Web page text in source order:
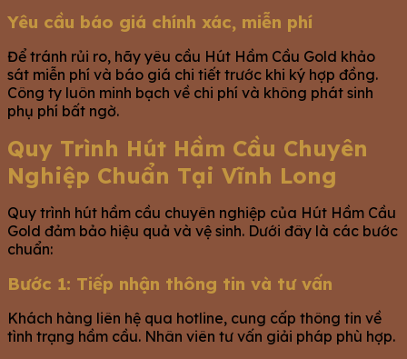
Yêu cầu báo giá chính xác, miễn phí
Để tránh rủi ro, hãy yêu cầu Hút Hầm Cầu Gold khảo
sát miễn phí và báo giá chi tiết trước khi ký hợp đồng.
Công ty luôn minh bạch về chi phí và không phát sinh
phụ phí bất ngờ.
Quy Trình Hút Hầm Cầu Chuyên
Nghiệp Chuẩn Tại Vĩnh Long
Quy trình hút hầm cầu chuyên nghiệp của Hút Hầm Cầu
Gold đảm bảo hiệu quả và vệ sinh. Dưới đây là các bước
chuẩn:
Bước 1: Tiếp nhận thông tin và tư vấn
Khách hàng liên hệ qua hotline, cung cấp thông tin về
tình trạng hầm cầu. Nhân viên tư vấn giải pháp phù hợp.